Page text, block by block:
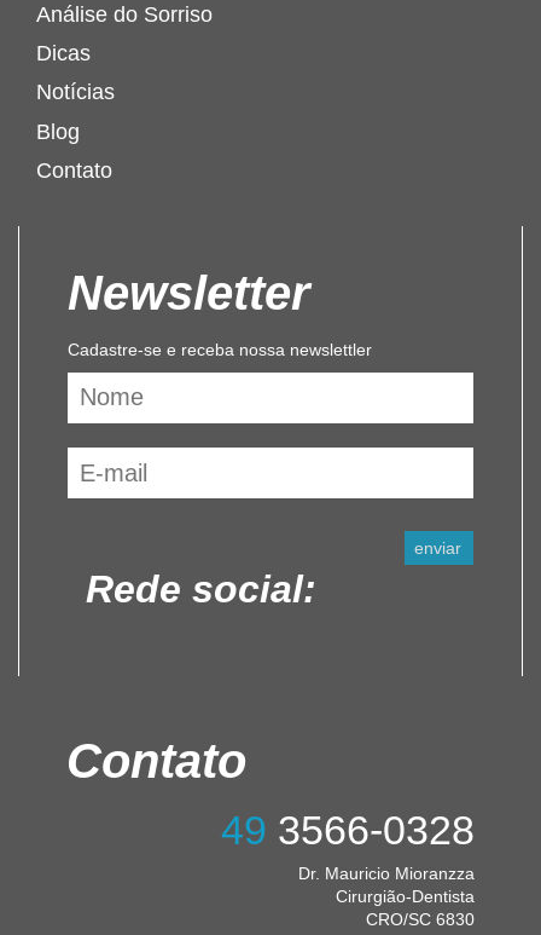
Análise do Sorriso
Dicas
Notícias
Blog
Contato
Newsletter
Cadastre-se e receba nossa newslettler
Rede social:
Contato
49 3566-0328
Dr. Mauricio Mioranzza
Cirurgião-Dentista
CRO/SC 6830